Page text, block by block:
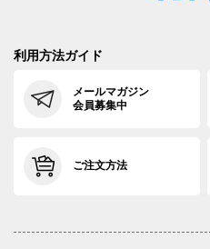
利用方法ガイド
メールマガジン
会員募集中
ご注文方法